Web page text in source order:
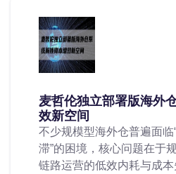
麦哲伦独立部署版海外
效新空间
不少规模型海外仓普遍面临
滞”的困境，核心问题在于
链路运营的低效内耗与成